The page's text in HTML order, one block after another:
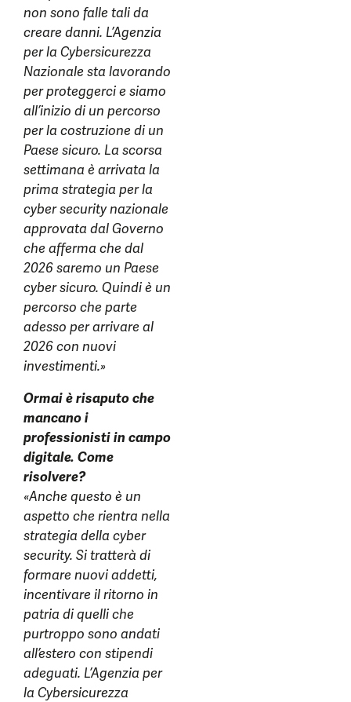
non sono falle tali da
creare danni. L’Agenzia
per la Cybersicurezza
Nazionale sta lavorando
per proteggerci e siamo
all’inizio di un percorso
per la costruzione di un
Paese sicuro. La scorsa
settimana è arrivata la
prima strategia per la
cyber security nazionale
approvata dal Governo
che afferma che dal
2026 saremo un Paese
cyber sicuro. Quindi è un
percorso che parte
adesso per arrivare al
2026 con nuovi
investimenti.»
Ormai è risaputo che
mancano i
professionisti in campo
digitale. Come
risolvere?
«Anche questo è un
aspetto che rientra nella
strategia della cyber
security. Si tratterà di
formare nuovi addetti,
incentivare il ritorno in
patria di quelli che
purtroppo sono andati
all’estero con stipendi
adeguati. L’Agenzia per
la Cybersicurezza